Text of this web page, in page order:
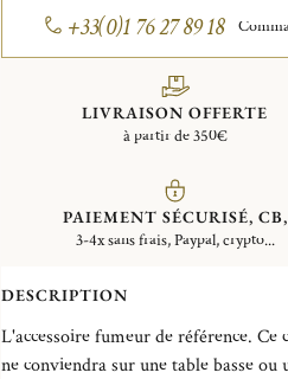
+33(0)1 76 27 89 18
LIVRAISON OFFERTE
à partir de 350€
PAIEMENT SÉCURISÉ, CB,
3-4x sans frais, Paypal, crypto...
DESCRIPTION
L'accessoire fumeur de référence.
ne conviendra sur une table basse ou